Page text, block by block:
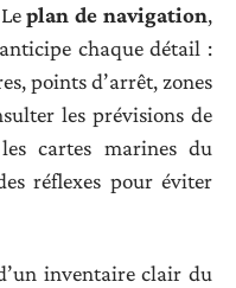
plan de navigation,
chaque détail :
points d’arrêt, zones
les prévisions de
cartes marines du
réflexes pour éviter
inventaire clair du